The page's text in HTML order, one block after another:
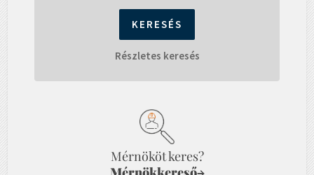
Részletes keresés
Mérnököt keres?